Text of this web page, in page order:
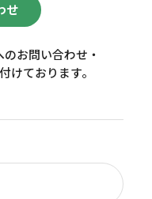
せ
お問い合わせ・
けております。